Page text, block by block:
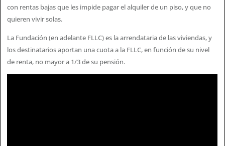
con rentas bajas que les impide pagar el alquiler de un piso, y que no
quieren vivir solas.
La Fundación (en adelante FLLC) es la arrendataria de las viviendas, y
los destinatarios aportan una cuota a la FLLC, en función de su nivel
de renta, no mayor a 1/3 de su pensión.